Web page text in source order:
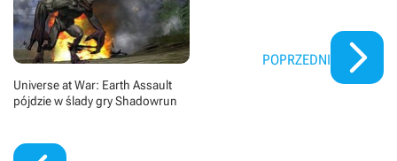
Universe at War: Earth Assault
pójdzie w ślady gry Shadowrun
POPRZEDNI